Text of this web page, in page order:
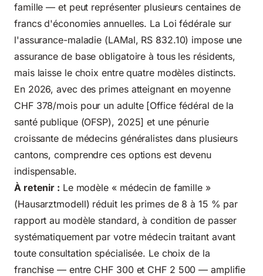
famille — et peut représenter plusieurs centaines de
francs d'économies annuelles. La Loi fédérale sur
l'assurance-maladie (LAMal, RS 832.10) impose une
assurance de base obligatoire à tous les résidents,
mais laisse le choix entre quatre modèles distincts.
En 2026, avec des primes atteignant en moyenne
CHF 378/mois pour un adulte [Office fédéral de la
santé publique (OFSP), 2025] et une pénurie
croissante de médecins généralistes dans plusieurs
cantons, comprendre ces options est devenu
indispensable.
À retenir : Le modèle « médecin de famille »
(Hausarztmodell) réduit les primes de 8 à 15 % par
rapport au modèle standard, à condition de passer
systématiquement par votre médecin traitant avant
toute consultation spécialisée. Le choix de la
franchise — entre CHF 300 et CHF 2 500 — amplifie